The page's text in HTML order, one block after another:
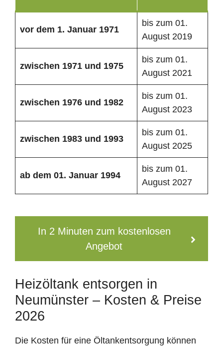
vor dem 1. Januar 1971
bis zum 01.
August 2019
zwischen 1971 und 1975
bis zum 01.
August 2021
zwischen 1976 und 1982
bis zum 01.
August 2023
zwischen 1983 und 1993
bis zum 01.
August 2025
ab dem 01. Januar 1994
bis zum 01.
August 2027
In 2 Minuten zum kostenlosen
Angebot
Heizöltank entsorgen in
Neumünster – Kosten & Preise
2026
Die Kosten für eine Öltankentsorgung können